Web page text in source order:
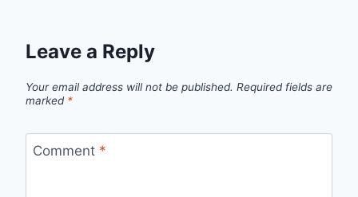
Leave a Reply
Your email address will not be published. Required fields are
marked *
Comment *